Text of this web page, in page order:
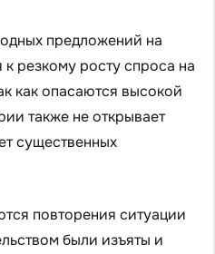
предложений на
резкому росту спроса на
как опасаются высокой
также не открывает
существенных
повторения ситуации
были изъяты и